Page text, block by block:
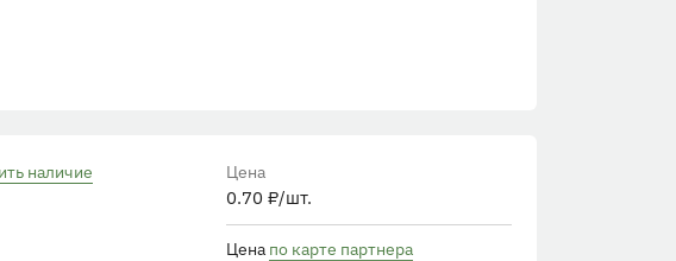
наличие Цена
0.70 ₽/шт.
Цена по карте партнера